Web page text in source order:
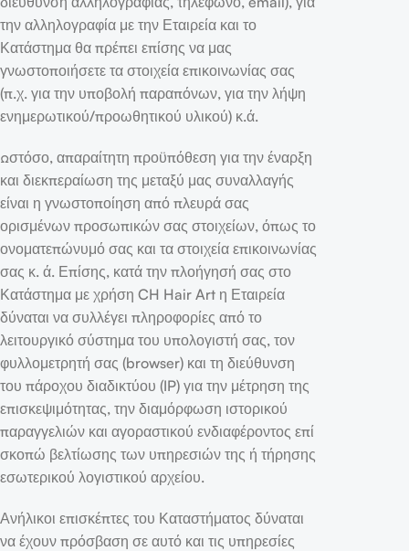
την αλληλογραφία με την Εταιρεία και το
Κατάστημα θα πρέπει επίσης να μας
γνωστοποιήσετε τα στοιχεία επικοινωνίας σας
(π.χ. για την υποβολή παραπόνων, για την λήψη
ενημερωτικού/προωθητικού υλικού) κ.ά.
Ωστόσο, απαραίτητη προϋπόθεση για την έναρξη
και διεκπεραίωση της μεταξύ μας συναλλαγής
είναι η γνωστοποίηση από πλευρά σας
ορισμένων προσωπικών σας στοιχείων, όπως το
ονοματεπώνυμό σας και τα στοιχεία επικοινωνίας
σας κ. ά. Επίσης, κατά την πλοήγησή σας στο
Κατάστημα με χρήση CH Hair Art η Εταιρεία
δύναται να συλλέγει πληροφορίες από το
λειτουργικό σύστημα του υπολογιστή σας, τον
φυλλομετρητή σας (browser) και τη διεύθυνση
του πάροχου διαδικτύου (IP) για την μέτρηση της
επισκεψιμότητας, την διαμόρφωση ιστορικού
παραγγελιών και αγοραστικού ενδιαφέροντος επί
σκοπώ βελτίωσης των υπηρεσιών της ή τήρησης
εσωτερικού λογιστικού αρχείου.
Ανήλικοι επισκέπτες του Καταστήματος δύναται
να έχουν πρόσβαση σε αυτό και τις υπηρεσίες